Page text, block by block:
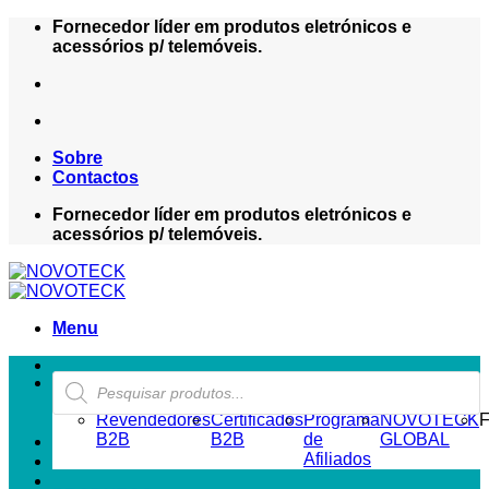
Skip
Fornecedor líder em produtos eletrónicos e
acessórios p/ telemóveis.
Sobre
Contactos
Fornecedor líder em produtos eletrónicos e
acessórios p/ telemóveis.
Menu
Products
search
ZONA REVENDEDOR-B2B
Revendedores
B2B
Certificados
B2B
Programa
de
Afiliados
NOVOTECK
GLOBAL